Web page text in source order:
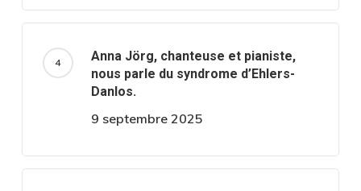
Anna Jörg, chanteuse et pianiste,
nous parle du syndrome d’Ehlers-
Danlos.
9 septembre 2025